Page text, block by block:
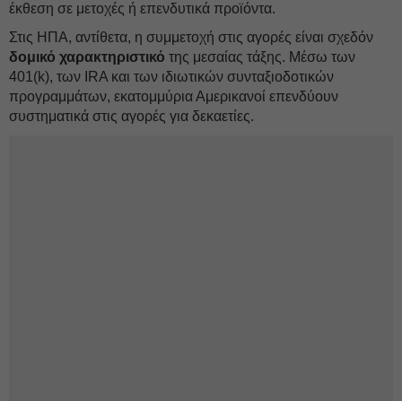
έκθεση σε μετοχές ή επενδυτικά προϊόντα.
Στις ΗΠΑ, αντίθετα, η συμμετοχή στις αγορές είναι σχεδόν
δομικό χαρακτηριστικό της μεσαίας τάξης. Μέσω των
401(k), των IRA και των ιδιωτικών συνταξιοδοτικών
προγραμμάτων, εκατομμύρια Αμερικανοί επενδύουν
συστηματικά στις αγορές για δεκαετίες.